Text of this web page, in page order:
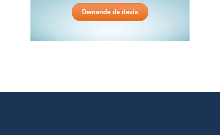
Demande de devis